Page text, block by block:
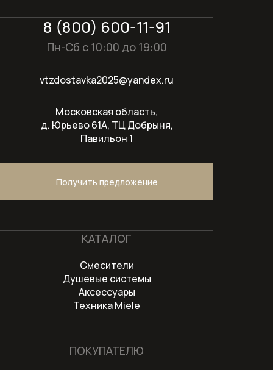
КАТАЛОГ
Смесители
Душевые системы
Аксессуары
Техника Miele
ПОКУПАТЕЛЮ
8 (800) 600-11-91
Пн-Сб с 10:00 до 19:00
vtzdostavka2025@yandex.ru
Московская область,
д. Юрьево 61А, ТЦ Добрыня,
Павильон 1
Получить предложение